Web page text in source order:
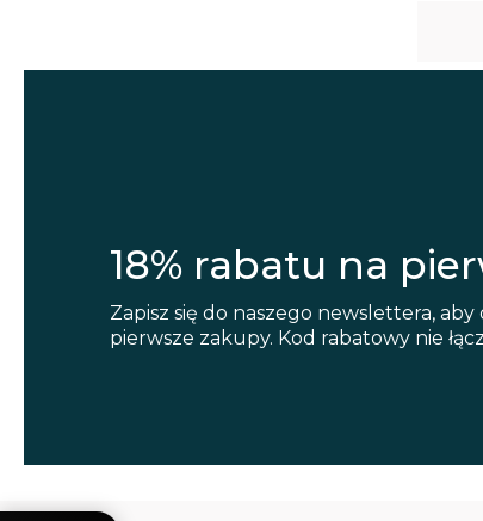
18% rabatu na
Zapisz się do naszego newslettera,
pierwsze zakupy. Kod rabatowy nie